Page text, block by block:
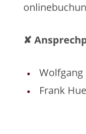
✘
Wolfgang
Frank